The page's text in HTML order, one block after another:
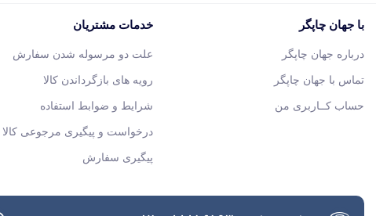
با جهان چاپگر
درباره جهان چاپگر
تماس با جهان چاپگر
حساب کــاربری من
خدمات مشتریان
علت دو مرسوله شدن سفارش
رویه های بازگرداندن کالا
شرایط و ضوابط استفاده
درخواست و پیگیری مرجوعی کالا
پیگیری سفارش